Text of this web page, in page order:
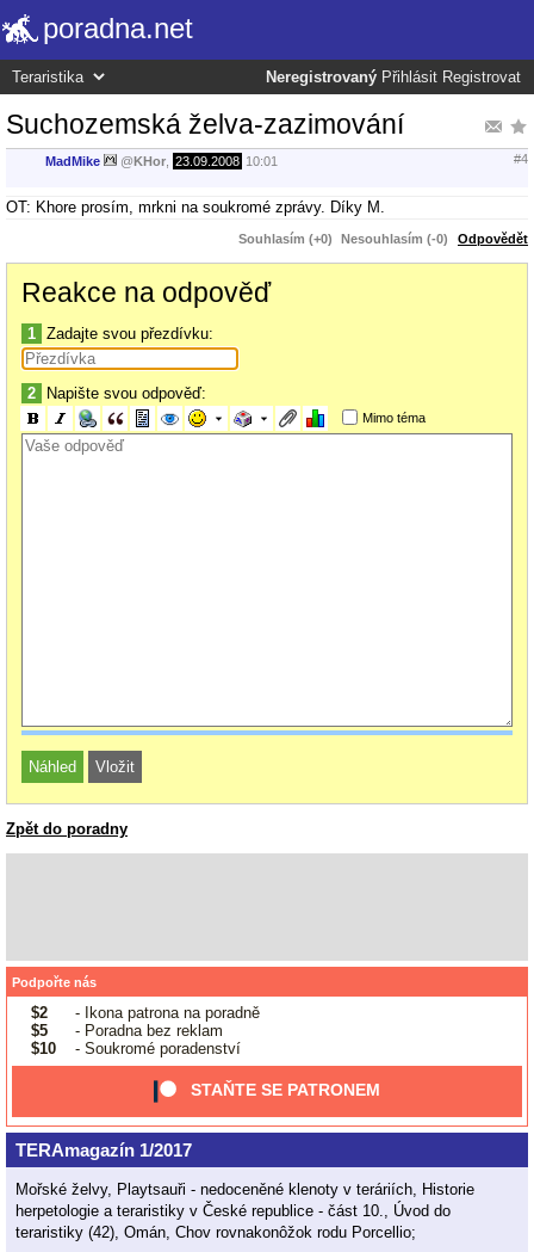
poradna.net
Neregistrovaný Přihlásit Registrovat
Suchozemská želva-zazimování
MadMike @KHor 23.09.2008 10:01 #4
OT: Khore prosím, mrkni na soukromé zprávy. Díky M.
Souhlasím (+0) Nesouhlasím (-0) Odpovědět
Reakce na odpověď
1 Zadajte svou přezdívku:
2 Napište svou odpověď:
Mimo téma
Zpět do poradny
Podpořte nás
$2
- Ikona patrona na poradně
$5
- Poradna bez reklam
$10
- Soukromé poradenství
STAŇTE SE PATRONEM
TERAmagazín 1/2017
Mořské želvy, Playtsauři - nedoceněné klenoty v teráriích, Historie
herpetologie a teraristiky v České republice - část 10., Úvod do
teraristiky (42), Omán, Chov rovnakonôžok rodu Porcellio;